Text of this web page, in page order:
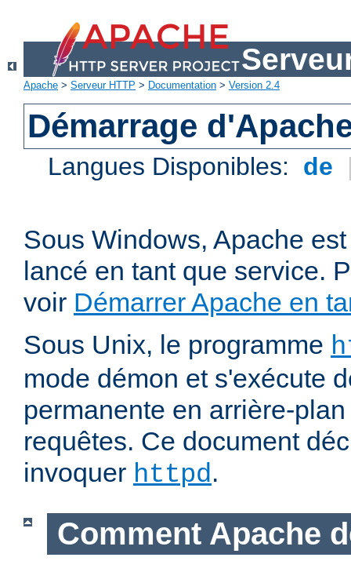
Apache > Serveur HTTP > Documentation > Version 2.4
Démarrage
Langues Disponibles: de
Sous Windows, Apache
lancé en tant que service.
voir Démarrer Apache en
Sous Unix, le programme
mode démon et s'exécute
permanente en arrière-
requêtes. Ce document
invoquer httpd.
Comment Apache